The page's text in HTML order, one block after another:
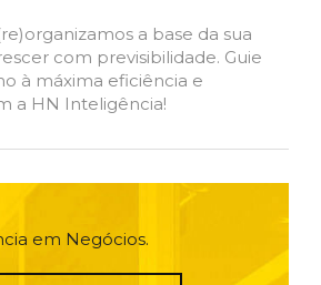
a base da sua
com previsibilidade. Guie
à máxima eficiência e
a HN Inteligência!
em Negócios.